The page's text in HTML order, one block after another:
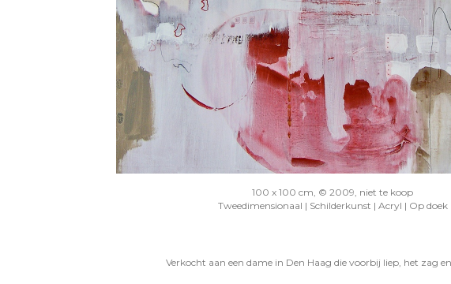
100 x 100 cm, © 2009, niet te koop
Tweedimensionaal | Schilderkunst | Acryl | Op doek
Verkocht aan een dame in Den Haag die voorbij liep, het zag